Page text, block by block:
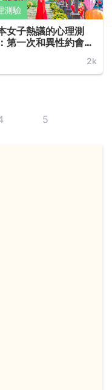
測驗
女子熱議的心理測
第一次和異性約會你
2k
5